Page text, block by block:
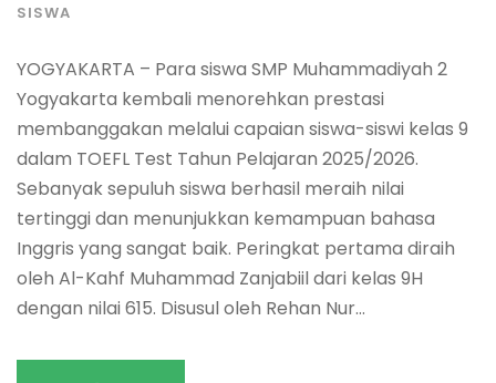
SISWA
YOGYAKARTA – Para siswa SMP Muhammadiyah 2
Yogyakarta kembali menorehkan prestasi
membanggakan melalui capaian siswa-siswi kelas 9
dalam TOEFL Test Tahun Pelajaran 2025/2026.
Sebanyak sepuluh siswa berhasil meraih nilai
tertinggi dan menunjukkan kemampuan bahasa
Inggris yang sangat baik. Peringkat pertama diraih
oleh Al-Kahf Muhammad Zanjabiil dari kelas 9H
dengan nilai 615. Disusul oleh Rehan Nur...